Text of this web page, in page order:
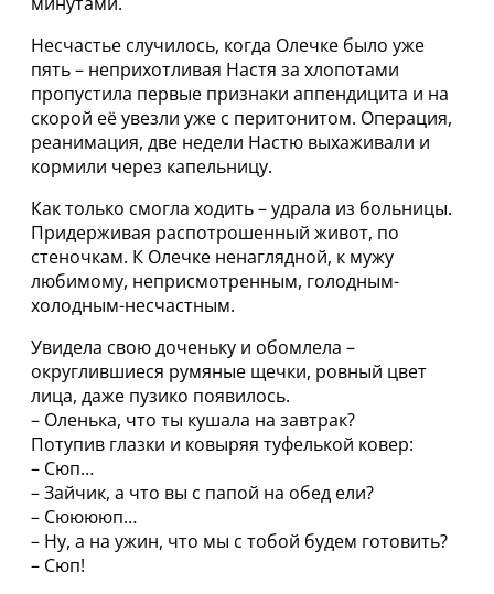
Несчастье случилось, когда Олечке было уже
пять – неприхотливая Настя за хлопотами
пропустила первые признаки аппендицита и на
скорой её увезли уже с перитонитом. Операция,
реанимация, две недели Настю выхаживали и
кормили через капельницу.
Как только смогла ходить – удрала из больницы.
Придерживая распотрошенный живот, по
стеночкам. К Олечке ненаглядной, к мужу
любимому, неприсмотренным, голодным-
холодным-несчастным.
Увидела свою доченьку и обомлела –
округлившиеся румяные щечки, ровный цвет
лица, даже пузико появилось.
– Оленька, что ты кушала на завтрак?
Потупив глазки и ковыряя туфелькой ковер:
– Сюп…
– Зайчик, а что вы с папой на обед ели?
– Сююююп…
– Ну, а на ужин, что мы с тобой будем готовить?
– Сюп!